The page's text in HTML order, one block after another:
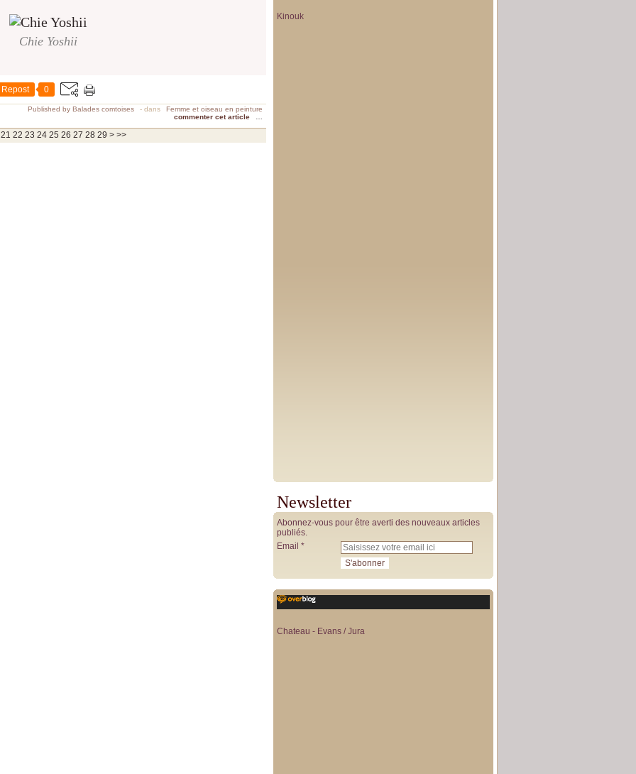
Chie Yoshii
Repost 0
Published by Balades comtoises - dans
Femme et oiseau en peinture
commenter cet article
21 22 23 24 25 26 27 28 29 > >>
Kinouk
Newsletter
Abonnez-vous pour être averti des nouveaux articles
publiés.
Email
Chateau - Evans / Jura